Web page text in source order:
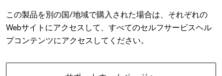
この製品を別の国/地域で購入された場合は、それぞれの
Webサイトにアクセスして、すべてのセルフサービスヘル
プコンテンツにアクセスしてください。